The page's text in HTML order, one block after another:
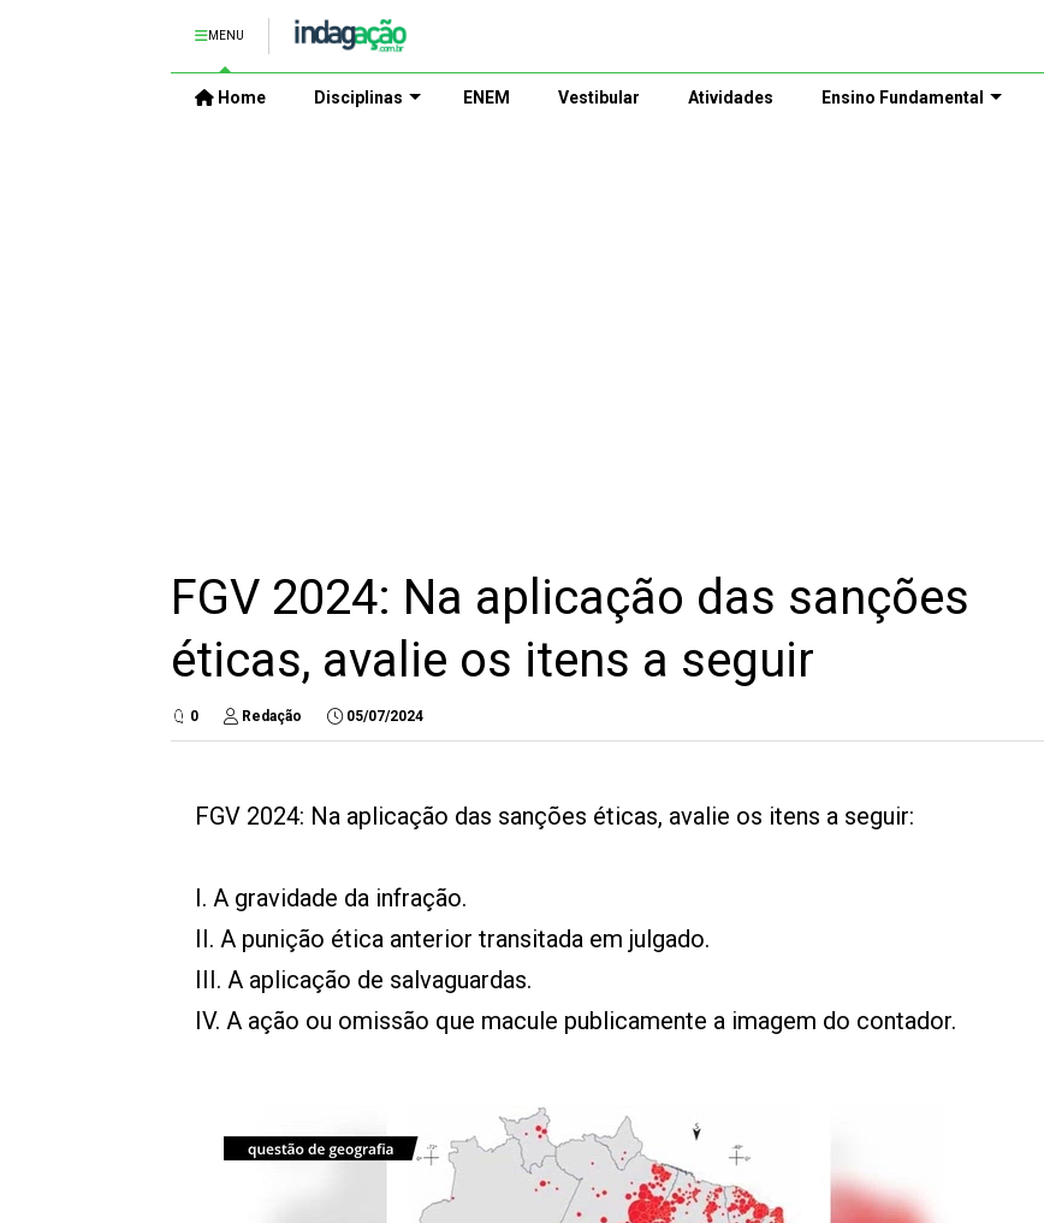
MENU
Home Disciplinas ENEM Vestibular Atividades Ensino Fundamental
FGV 2024: Na aplicação das sanções
éticas, avalie os itens a seguir
0 Redação 05/07/2024
FGV 2024: Na aplicação das sanções éticas, avalie os itens a seguir:
I. A gravidade da infração.
II. A punição ética anterior transitada em julgado.
III. A aplicação de salvaguardas.
IV. A ação ou omissão que macule publicamente a imagem do contador.